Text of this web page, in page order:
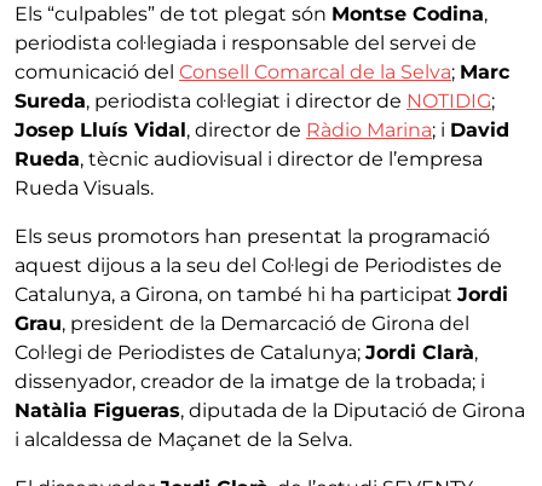
Els “culpables” de tot plegat són Montse Codina,
periodista col·legiada i responsable del servei de
comunicació del Consell Comarcal de la Selva; Marc
Sureda, periodista col·legiat i director de NOTIDIG;
Josep Lluís Vidal, director de Ràdio Marina; i David
Rueda, tècnic audiovisual i director de l’empresa
Rueda Visuals.
Els seus promotors han presentat la programació
aquest dijous a la seu del Col·legi de Periodistes de
Catalunya, a Girona, on també hi ha participat Jordi
Grau, president de la Demarcació de Girona del
Col·legi de Periodistes de Catalunya; Jordi Clarà,
dissenyador, creador de la imatge de la trobada; i
Natàlia Figueras, diputada de la Diputació de Girona
i alcaldessa de Maçanet de la Selva.